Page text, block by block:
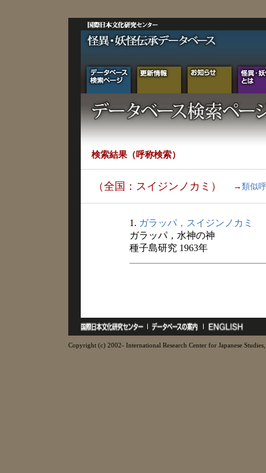
検索結果（呼称検索）
（全国：スイジンノカミ） → 類似
1. ガラッパ，スイジンノカミ
ガラッパ，水神の神
種子島研究 1963年
Copyright (c) 2002- International Research Center for Japanese